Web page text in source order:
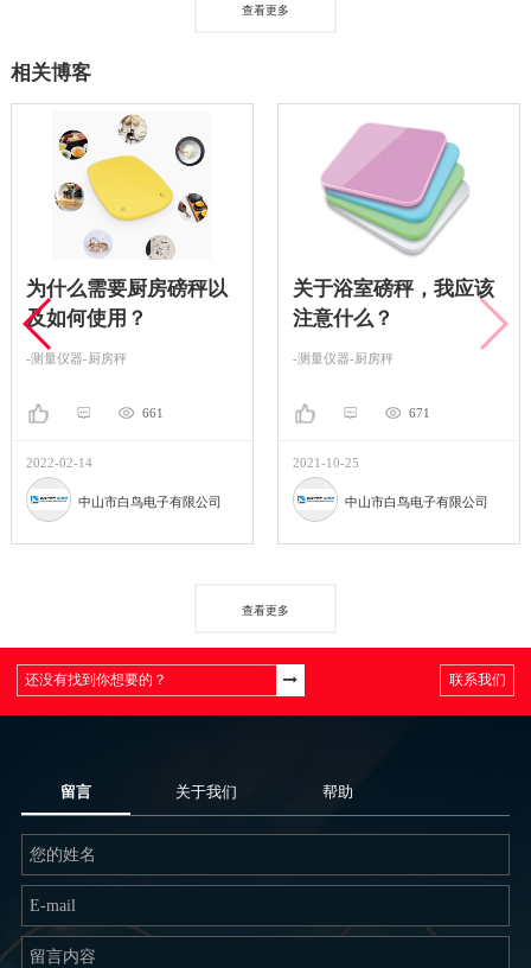
查看更多
相关博客
为什么需要厨房磅秤以
及如何使用？
-测量仪器-厨房秤
661
2022-02-14
中山市白鸟电子有限公司
关于浴室磅秤，我应该
注意什么？
-测量仪器-厨房秤
671
2021-10-25
中山市白鸟电子有限公司
查看更多
联系我们
留言 关于我们 帮助